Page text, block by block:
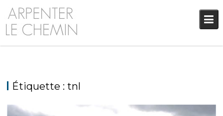
Skip
content
Étiquette :tnl